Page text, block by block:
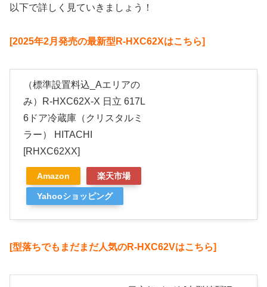
以下で詳しく見ていきましょう！
[2025年2月発売の最新型R-HXC62Xはこちら]
（標準設置料込_Aエリアの
み）R-HXC62X-X 日立 617L
6ドア冷蔵庫（クリスタルミ
ラー） HITACHI
[RHXC62XX]
Amazon 楽天市場
Yahooショッピング
[型落ちでもまだまだ人気のR-HXC62Vはこちら]